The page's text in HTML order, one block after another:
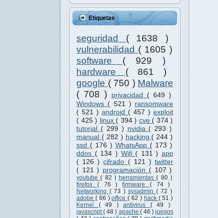
Etiquetas
seguridad ( 1638 )
vulnerabilidad ( 1605 )
software ( 929 )
hardware ( 861 )
google ( 750 ) Malware
( 708 )
privacidad ( 649 )
Windows ( 521 ) ransomware
( 521 ) android ( 457 ) exploit
( 425 ) linux ( 394 ) cve ( 374 )
tutorial ( 299 ) nvidia ( 293 )
manual ( 282 ) hacking ( 244 )
ssd ( 176 ) WhatsApp ( 173 )
ddos ( 134 ) Wifi ( 131 ) app
( 126 )cifrado ( 121 )twitter
( 121 ) programación ( 107 )
youtube( 82 ) herramientas( 80 )
firefox ( 76 ) firmware ( 74 )
Networking ( 73 ) sysadmin ( 72 )
adobe ( 66 )office( 62 ) hack ( 51 )
Kernel ( 49 ) antivirus ( 49 )
javascript( 48 ) apache ( 46 ) juegos